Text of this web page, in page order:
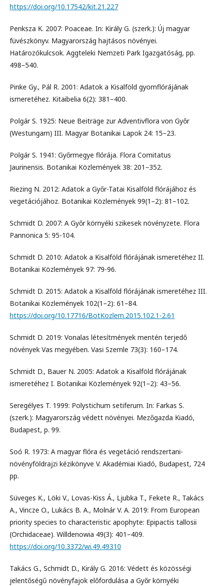
https://doi.org/10.17542/kit.21.227
Penksza K. 2007: Poaceae. In: Király G. (szerk.): Új magyar
füvészkönyv. Magyarország hajtásos növényei.
Határozókulcsok. Aggteleki Nemzeti Park Igazgatóság, pp.
498–540.
Pinke Gy., Pál R. 2001: Adatok a Kisalföld gyomflórájának
ismeretéhez. Kitaibelia 6(2): 381–400.
Polgár S. 1925: Neue Beiträge zur Adventivflora von Győr
(Westungarn) III. Magyar Botanikai Lapok 24: 15–23.
Polgár S. 1941: Győrmegye flórája. Flora Comitatus
Jaurinensis. Botanikai Közlemények 38: 201–352.
Riezing N. 2012: Adatok a Győr-Tatai Kisalföld flórájához és
vegetációjához. Botanikai Közlemények 99(1–2): 81–102.
Schmidt D. 2007: A Győr környéki szikesek növényzete. Flora
Pannonica 5: 95-104.
Schmidt D. 2010: Adatok a Kisalföld flórájának ismeretéhez II.
Botanikai Közlemények 97: 79-96.
Schmidt D. 2015: Adatok a Kisalföld flórájának ismeretéhez III.
Botanikai Közlemények 102(1–2): 61–84.
https://doi.org/10.17716/BotKozlem.2015.102.1-2.61
Schmidt D. 2019: Vonalas létesítmények mentén terjedő
növények Vas megyében. Vasi Szemle 73(3): 160–174.
Schmidt D., Bauer N. 2005: Adatok a Kisalföld flórájának
ismeretéhez I. Botanikai Közlemények 92(1–2): 43–56.
Seregélyes T. 1999: Polystichum setiferum. In: Farkas S.
(szerk.): Magyarország védett növényei. Mezőgazda Kiadó,
Budapest, p. 99.
Soó R. 1973: A magyar flóra és vegetáció rendszertani-
növényföldrajzi kézikönyve V. Akadémiai Kiadó, Budapest, 724
pp.
Süveges K., Löki V., Lovas-Kiss Á., Ljubka T., Fekete R., Takács
A., Vincze O., Lukács B. A., Molnár V. A. 2019: From European
priority species to characteristic apophyte: Epipactis tallosii
(Orchidaceae). Willdenowia 49(3): 401–409.
https://doi.org/10.3372/wi.49.49310
Takács G., Schmidt D., Király G. 2016: Védett és közösségi
jelentőségű növényfajok előfordulása a Győr környéki